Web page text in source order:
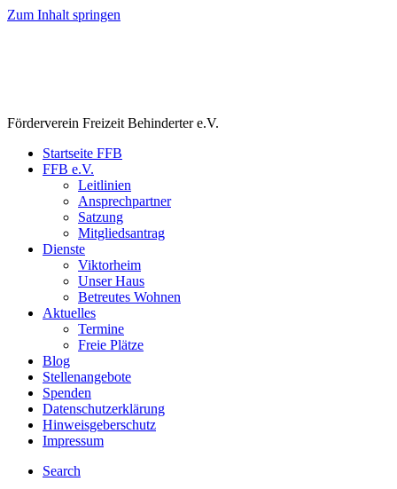
Zum Inhalt springen
Förderverein Freizeit Behinderter e.V.
Startseite FFB
FFB e.V.
Leitlinien
Ansprechpartner
Satzung
Mitgliedsantrag
Dienste
Viktorheim
Unser Haus
Betreutes Wohnen
Aktuelles
Termine
Freie Plätze
Blog
Stellenangebote
Spenden
Datenschutzerklärung
Hinweisgeberschutz
Impressum
Search